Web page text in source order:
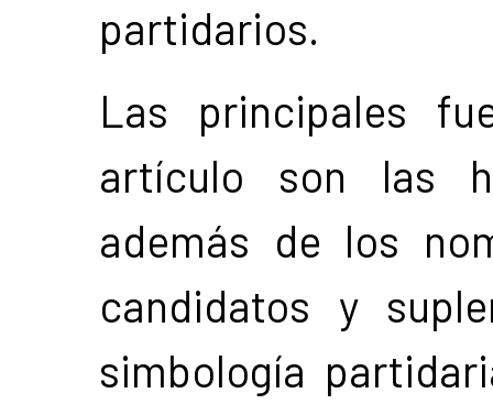
partidarios.
Las principales
artículo son las
además de los
candidatos y
simbología